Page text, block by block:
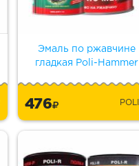
Эмаль по ржавчине
гладкая Poli-Hammer
476